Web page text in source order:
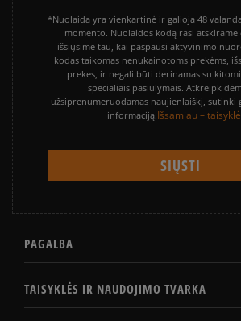
*Nuolaida yra vienkartinė ir galioja 48
momento. Nuolaidos kodą rasi atskirame
išsiųsime tau, kai paspausi aktyvinimo
kodas taikomas nenukainotoms prekėms,
prekes, ir negali būti derinamas su
specialiais pasiūlymais. Atkreipk
užsiprenumeruodamas naujienlaiškį, sutinki
informaciją.Išsamiau –
PAGALBA
TAISYKLĖS IR NAUDOJIMO TVARKA